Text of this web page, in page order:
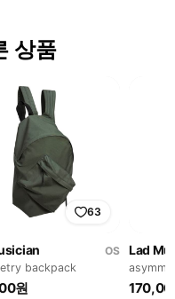
상품
63
OS
backpack
원
Lad